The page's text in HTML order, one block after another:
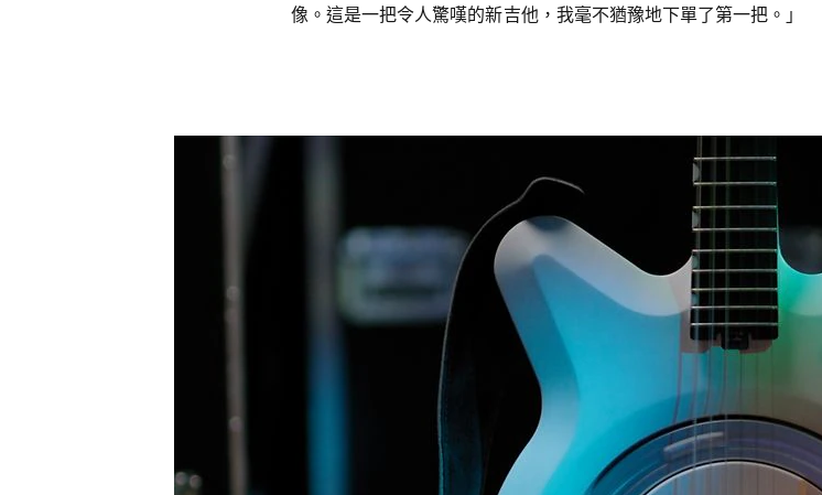
像。這是一把令人驚嘆的新吉他，我毫不猶豫地下單了第一把。」